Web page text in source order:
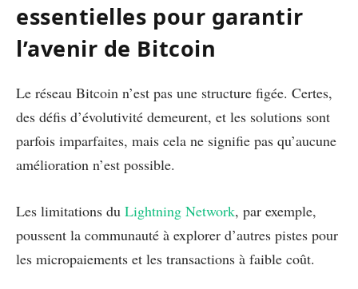
essentielles pour garantir
l’avenir de Bitcoin
Le réseau Bitcoin n’est pas une structure figée. Certes,
des défis d’évolutivité demeurent, et les solutions sont
parfois imparfaites, mais cela ne signifie pas qu’aucune
amélioration n’est possible.
Les limitations du Lightning Network, par exemple,
poussent la communauté à explorer d’autres pistes pour
les micropaiements et les transactions à faible coût.